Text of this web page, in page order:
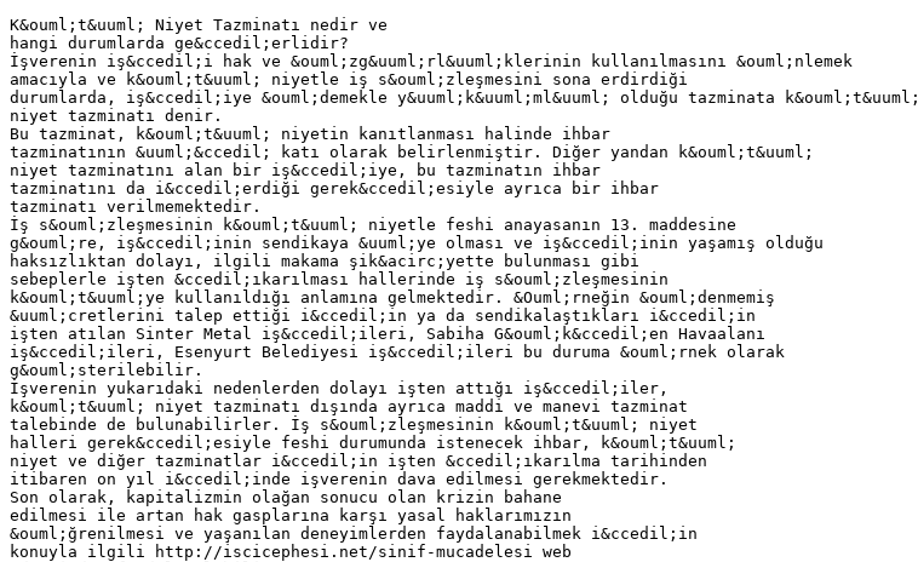
K&ouml;t&uuml; Niyet Tazminatı nedir ve
hangi durumlarda ge&ccedil;erlidir?
İşverenin iş&ccedil;i hak ve &ouml;zg&uuml;rl&uuml;klerinin kullanılmasını &ouml;nlemek
amacıyla ve k&ouml;t&uuml; niyetle iş s&ouml;zleşmesini sona erdirdiği
durumlarda, iş&ccedil;iye &ouml;demekle y&uuml;k&uuml;ml&uuml; olduğu tazminata k&ouml;t&uuml;
niyet tazminatı denir.
Bu tazminat, k&ouml;t&uuml; niyetin kanıtlanması halinde ihbar
tazminatının &uuml;&ccedil; katı olarak belirlenmiştir. Diğer yandan k&ouml;t&uuml;
niyet tazminatını alan bir iş&ccedil;iye, bu tazminatın ihbar
tazminatını da i&ccedil;erdiği gerek&ccedil;esiyle ayrıca bir ihbar
tazminatı verilmemektedir.
İş s&ouml;zleşmesinin k&ouml;t&uuml; niyetle feshi anayasanın 13. maddesine
g&ouml;re, iş&ccedil;inin sendikaya &uuml;ye olması ve iş&ccedil;inin yaşamış olduğu
haksızlıktan dolayı, ilgili makama şik&acirc;yette bulunması gibi
sebeplerle işten &ccedil;ıkarılması hallerinde iş s&ouml;zleşmesinin
k&ouml;t&uuml;ye kullanıldığı anlamına gelmektedir. &Ouml;rneğin &ouml;denmemiş
&uuml;cretlerini talep ettiği i&ccedil;in ya da sendikalaştıkları i&ccedil;in
işten atılan Sinter Metal iş&ccedil;ileri, Sabiha G&ouml;k&ccedil;en Havaalanı
iş&ccedil;ileri, Esenyurt Belediyesi iş&ccedil;ileri bu duruma &ouml;rnek olarak
g&ouml;sterilebilir.
İşverenin yukarıdaki nedenlerden dolayı işten attığı iş&ccedil;iler,
k&ouml;t&uuml; niyet tazminatı dışında ayrıca maddi ve manevi tazminat
talebinde de bulunabilirler. İş s&ouml;zleşmesinin k&ouml;t&uuml; niyet
halleri gerek&ccedil;esiyle feshi durumunda istenecek ihbar, k&ouml;t&uuml;
niyet ve diğer tazminatlar i&ccedil;in işten &ccedil;ıkarılma tarihinden
itibaren on yıl i&ccedil;inde işverenin dava edilmesi gerekmektedir.
Son olarak, kapitalizmin olağan sonucu olan krizin bahane
edilmesi ile artan hak gasplarına karşı yasal haklarımızın
&ouml;ğrenilmesi ve yaşanılan deneyimlerden faydalanabilmek i&ccedil;in
konuyla ilgili http://iscicephesi.net/sinif-mucadelesi web